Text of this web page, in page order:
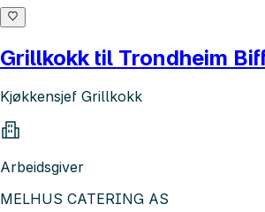
Grillkokk til Trondheim
Kjøkkensjef Grillkokk
Arbeidsgiver
MELHUS CATERING AS